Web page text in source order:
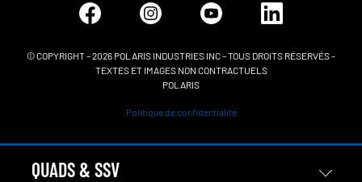
© COPYRIGHT – 2026 POLARIS INDUSTRIES INC – TOUS DROITS RÉSERVÉS -
TEXTES ET IMAGES NON CONTRACTUELS
POLARIS
Politique de confidentialité
QUADS & SSV